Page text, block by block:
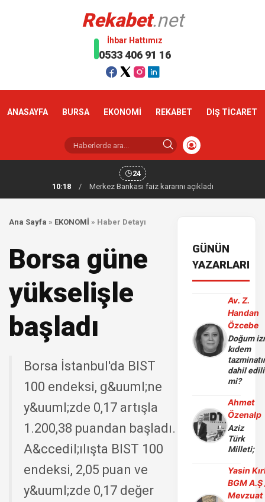
Rekabet.net
İhbar Hattımız
0533 406 91 16
ANASAYFA BURSA EKONOMİ REKABET DIŞ TİCARET
24
10:18
/ Merkez Bankası faiz kararını açıkladı
Ana Sayfa » EKONOMİ » Haber Detayı
Borsa güne
yükselişle
başladı
Borsa İstanbul'da BIST
100 endeksi, g&uuml;ne
y&uuml;zde 0,17 artışla
1.200,38 puandan başladı.
A&ccedil;ılışta BIST 100
endeksi, 2,05 puan ve
y&uuml;zde 0,17 değer
GÜNÜN
YAZARLARI
Av. Z.
Handan
Özcebe
Doğum
kıdem
dahil
mi?
Ahmet
Özenalp
Aziz
Türk
Milleti;
Yasin
BGM A.Ş
Mevzuat